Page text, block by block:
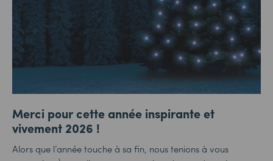
Merci pour cette année inspirante et
vivement 2026 !
Alors que l’année touche à sa fin, nous tenions à vous